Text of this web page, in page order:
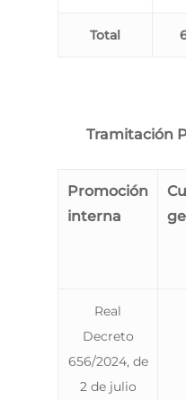
Total
Tramitación
Promoción
interna
Real
Decreto
656/2024, de
2 de julio